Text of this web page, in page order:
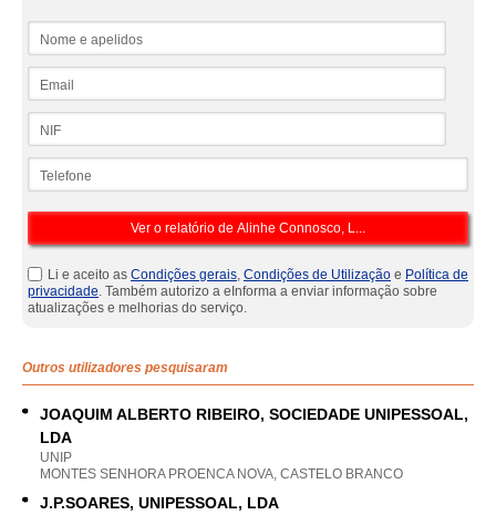
Li e aceito as Condições gerais, Condições de Utilização e Política de
privacidade. Também autorizo a eInforma a enviar informação sobre
atualizações e melhorias do serviço.
Outros utilizadores pesquisaram
JOAQUIM ALBERTO RIBEIRO, SOCIEDADE UNIPESSOAL,
LDA
UNIP
MONTES SENHORA PROENCA NOVA, CASTELO BRANCO
J.P.SOARES, UNIPESSOAL, LDA